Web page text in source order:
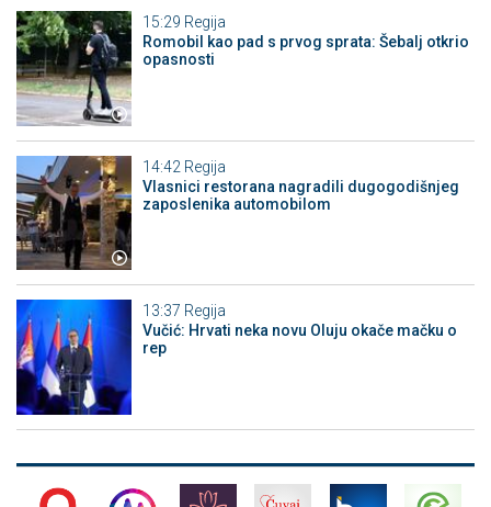
15:29 Regija
Romobil kao pad s prvog sprata: Šebalj otkrio
opasnosti
14:42 Regija
Vlasnici restorana nagradili dugogodišnjeg
zaposlenika automobilom
13:37 Regija
Vučić: Hrvati neka novu Oluju okače mačku o
rep